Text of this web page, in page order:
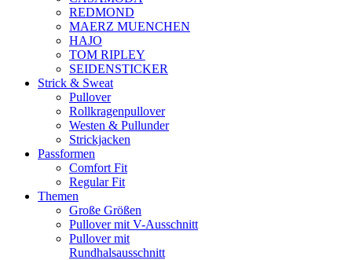
REDMOND
MAERZ MUENCHEN
HAJO
TOM RIPLEY
SEIDENSTICKER
Strick & Sweat
Pullover
Rollkragenpullover
Westen & Pullunder
Strickjacken
Passformen
Comfort Fit
Regular Fit
Themen
Große Größen
Pullover mit V-Ausschnitt
Pullover mit
Rundhalsausschnitt